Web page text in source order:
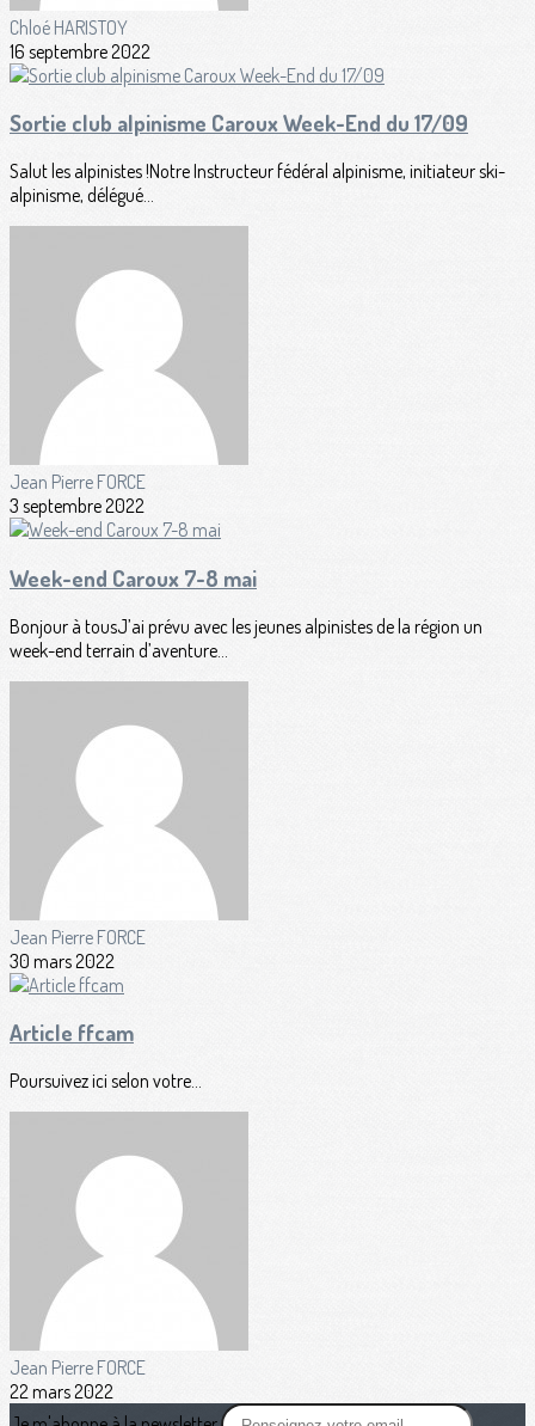
Chloé HARISTOY
16 septembre 2022
Sortie club alpinisme Caroux Week-End du 17/09
Salut les alpinistes !Notre Instructeur fédéral alpinisme, initiateur ski-
alpinisme, délégué...
Jean Pierre FORCE
3 septembre 2022
Week-end Caroux 7-8 mai
Bonjour à tousJ’ai prévu avec les jeunes alpinistes de la région un
week-end terrain d’aventure...
Jean Pierre FORCE
30 mars 2022
Article ffcam
Poursuivez ici selon votre...
Jean Pierre FORCE
22 mars 2022